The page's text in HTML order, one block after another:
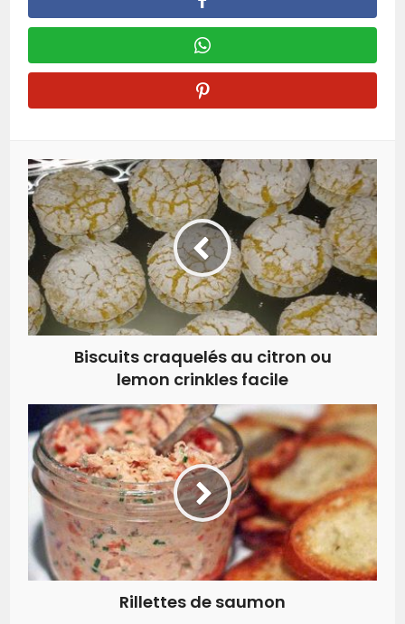
Biscuits craquelés au citron ou
lemon crinkles facile
Rillettes de saumon